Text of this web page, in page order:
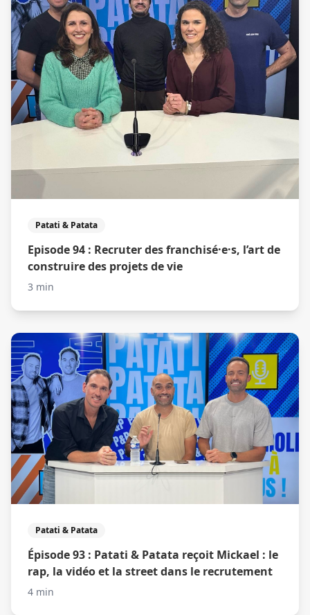
Patati & Patata
Episode 94 : Recruter des franchisé·e·s, l’art de
construire des projets de vie
3 min
Patati & Patata
Épisode 93 : Patati & Patata reçoit Mickael : le
rap, la vidéo et la street dans le recrutement
4 min